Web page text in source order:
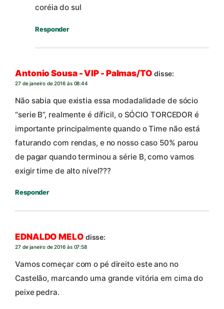
coréia do sul
Responder
Antonio Sousa - VIP - Palmas/TO disse:
27 de janeiro de 2016 às 08:44
Não sabia que existia essa modadalidade de sócio
“serie B”, realmente é díficil, o SÓCIO TORCEDOR é
importante principalmente quando o Time não está
faturando com rendas, e no nosso caso 50% parou
de pagar quando terminou a série B, como vamos
exigir time de alto nível???
Responder
EDNALDO MELO disse:
27 de janeiro de 2016 às 07:58
Vamos começar com o pé direito este ano no
Castelão, marcando uma grande vitória em cima do
peixe pedra.